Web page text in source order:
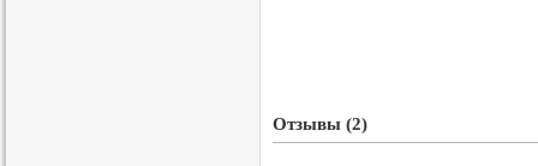
Отзывы (2)